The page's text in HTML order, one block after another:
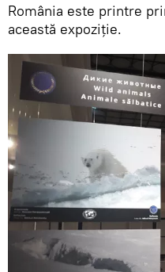
România este printre
această expoziție.